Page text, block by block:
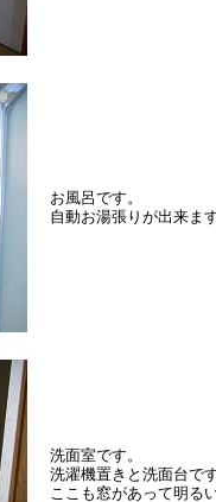
お風呂です。
自動お湯張りが出来ま
洗面室です。
洗濯機置きと洗面台で
ここも窓があって明る